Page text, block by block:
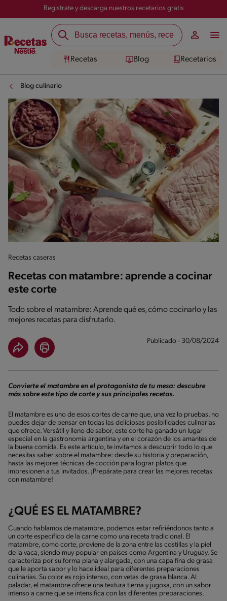
Registrate y descarga nuestros recetarios gratis
Recetas Blog Recetarios
Blog culinario
Recetas caseras
Recetas con matambre: aprende a cocinar
este corte
Todo sobre el matambre: Aprende qué es, cómo cocinarlo y las
mejores recetas para disfrutarlo.
Publicado - 30/08/2024
Convierte el matambre en el protagonista de tu mesa: descubre
más sobre este tipo de corte y sus principales recetas.
El matambre es uno de esos cortes de carne que, una vez lo pruebas, no
puedes dejar de pensar en todas las deliciosas posibilidades culinarias
que ofrece. Versátil y lleno de sabor, este corte ha ganado un lugar
especial en la gastronomía argentina y en el corazón de los amantes de
la buena comida. Es este artículo, te invitamos a descubrir todo lo que
necesitas saber sobre el matambre: desde su historia y preparación,
hasta las mejores técnicas de cocción para lograr platos que
impresionen a tus invitados. ¡Prepárate para crear las mejores recetas
con matambre!
¿QUÉ ES EL MATAMBRE?
Cuando hablamos de matambre, podemos estar refiriéndonos tanto a
un corte específico de la carne como una receta tradicional. El
matambre, como corte, proviene de la zona entre las costillas y la piel
de la vaca, siendo muy popular en países como Argentina y Uruguay. Se
caracteriza por su forma plana y alargada, con una capa fina de grasa
que le aporta sabor y lo hace ideal para diferentes preparaciones
culinarias. Su color es rojo intenso, con vetas de grasa blanca. Al
paladar, el matambre ofrece una textura tierna y jugosa, con un sabor
intenso a carne que se intensifica con las diferentes preparaciones.